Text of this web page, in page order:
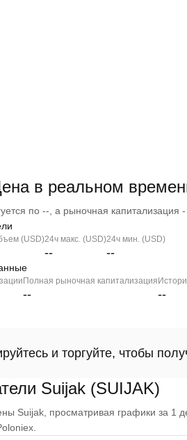
в реальном
по --, а рыночная капитализация
(USD)24ч макс. (USD)
--
24ч мин. (USD)
--
Полная рыночная капитализация
-- --
и торгуйте, чтобы
Suijak (SUIJAK)
Suijak, просматривая графики за 1